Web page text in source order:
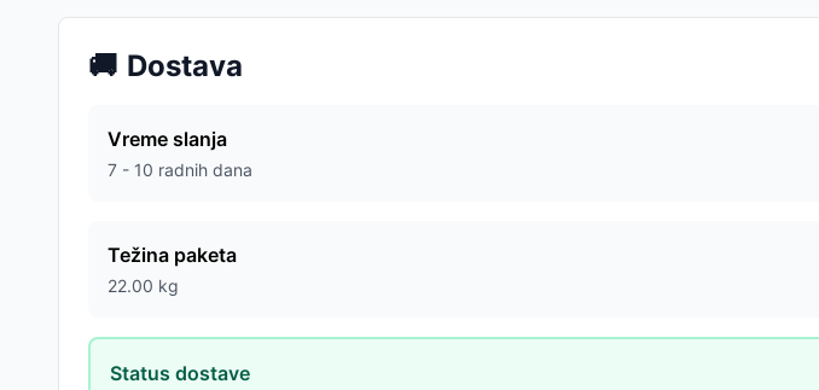
🚚 Dostava
Vreme slanja
7 - 10 radnih dana
Težina paketa
22.00 kg
Status dostave